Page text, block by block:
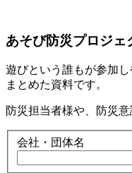
あそび防災プロジェ
遊びという誰もが参加
まとめた資料です。
防災担当者様や、防災
会社・団体名